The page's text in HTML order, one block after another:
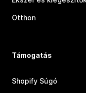
Otthon
Támogatás
Shopify Súgó